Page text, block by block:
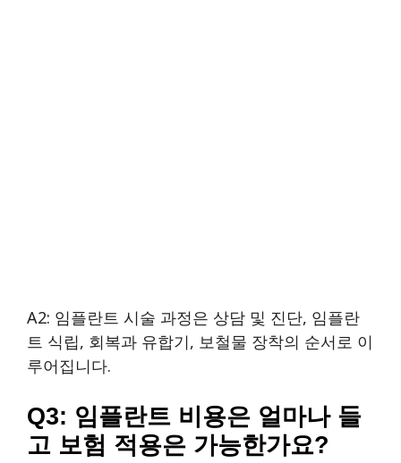
A2: 임플란트 시술 과정은 상담 및 진단, 임플란
트 식립, 회복과 유합기, 보철물 장착의 순서로 이
루어집니다.
Q3: 임플란트 비용은 얼마나 들
고 보험 적용은 가능한가요?